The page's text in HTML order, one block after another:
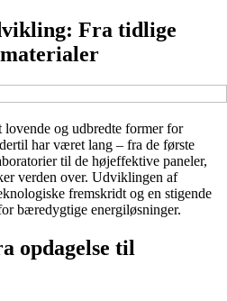
Fra tidlige
lovende og udbredte former for
har været lang – fra de første
til de højeffektive paneler,
verden over. Udviklingen af
fremskridt og en stigende
bæredygtige energiløsninger.
opdagelse til